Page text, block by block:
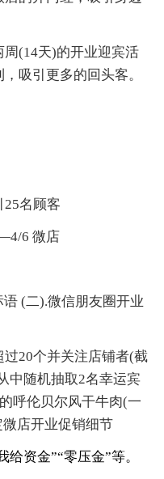
周(14天)的开业迎宾活
吸引更多的回头客。
25名顾客
6 微店
(二).微信朋友圈开业
20个并关注店铺者(截
中随机抽取2名幸运宾
呼伦贝尔风干牛肉(一
店开业促销细节
资金”“零压金”等。